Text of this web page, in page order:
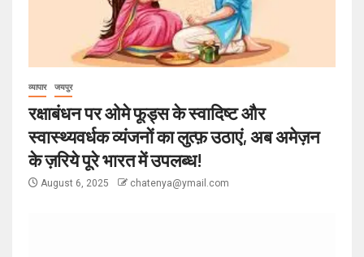
व्यापार जयपुर
रक्षाबंधन पर ओमे फूड्स के स्वादिष्ट और
स्वास्थ्यवर्धक व्यंजनों का लुत्फ़ उठाएं, अब अमेज़न
के ज़रिये पूरे भारत में उपलब्ध!
August 6, 2025 chatenya@ymail.com